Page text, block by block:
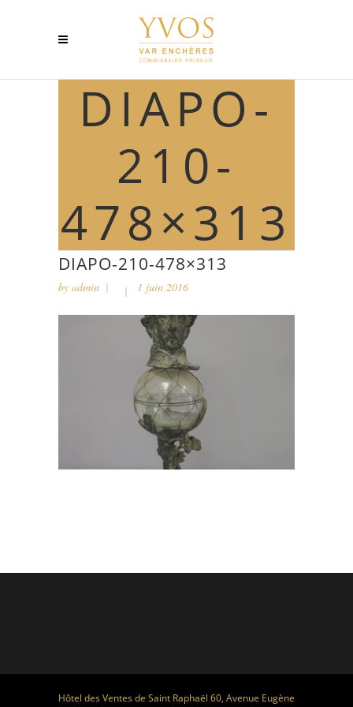
DIAPO-
210-
478×313
DIAPO-210-478×313
by admin 1 juin 2016
Hôtel des Ventes de Saint Raphaël 60, Avenue Eugène